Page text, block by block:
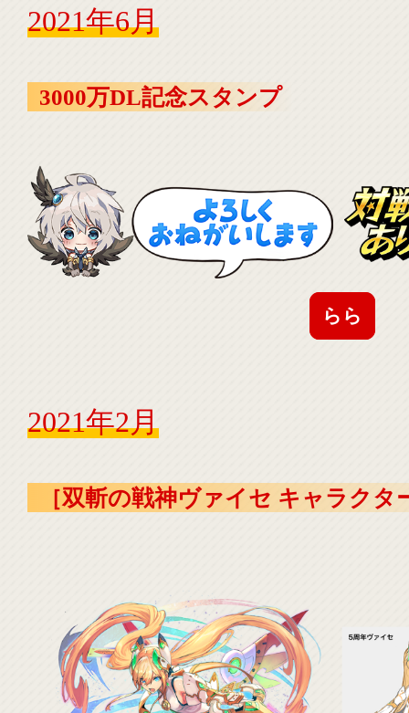
2021年6月
3000万DL記念スタンプ
らら
2021年2月
［双斬の戦神ヴァイセ キャラクタ